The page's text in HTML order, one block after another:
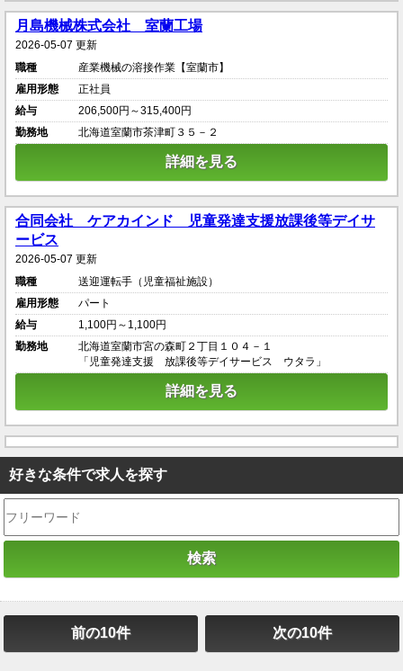
月島機械株式会社 室蘭工場
2026-05-07 更新
職種
産業機械の溶接作業【室蘭市】
雇用形態
正社員
給与
206,500円～315,400円
勤務地
北海道室蘭市茶津町３５－２
詳細を見る
合同会社 ケアカインド 児童発達支援放課後等デイサ
ービス
2026-05-07 更新
職種
送迎運転手（児童福祉施設）
雇用形態
パート
給与
1,100円～1,100円
勤務地
北海道室蘭市宮の森町２丁目１０４－１
「児童発達支援 放課後等デイサービス ウタラ」
詳細を見る
好きな条件で求人を探す
前の10件 次の10件